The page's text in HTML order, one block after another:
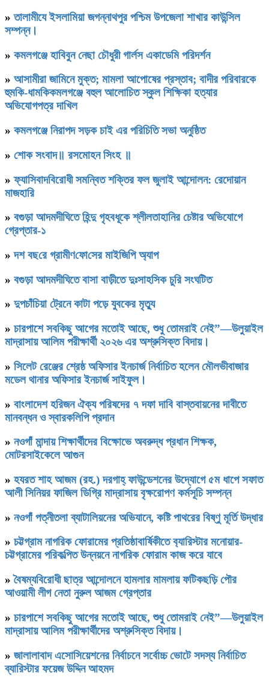
»‎তালামীযে ইসলামিয়া জগন্নাথপুর পশ্চিম উপজেলা শাখার কাউন্সিল
সম্পন্ন।
» কমলগঞ্জে হাবিবুন নেছা চৌধুরী গার্লস একাডেমি পরিদর্শন
» আসামীরা জামিনে মুক্ত; মামলা আপোষের প্রস্তাব; বাদীর পরিবারকে
হুমকি-ধামকিকমলগঞ্জে বহুল আলোচিত স্কুল শিক্ষিকা হত্যার
অভিযোগপত্র দাখিল
» কমলগঞ্জে নিরাপদ সড়ক চাই এর পরিচিতি সভা অনুষ্ঠিত
» শোক সংবাদ॥ রসমোহন সিংহ ॥
»ফ্যাসিবাদবিরোধী সমন্বিত শক্তির ফল জুলাই আন্দোলন: রেদোয়ান
মাজহারি
» বগুড়া আদমদীঘিতে হিন্দু গৃহবধূকে শ্লীলতাহানির চেষ্টার অভিযোগে
গ্রেপ্তার-১
»দশ বছ‌রে গ্রামীণ‌ফো‌সের মাইজিপি অ্যাপ
» বগুড়া আদমদীঘিতে বাসা বাড়ীতে দুঃসাহসিক চুরি সংঘটিত
» দুপচাঁচিয়া ট্রেনে কাটা পড়ে যুবকের মৃত্যু
» চারপাশে সবকিছু আগের মতোই আছে, শুধু তোমরাই নেই”—উলুয়াইল
মাদ্রাসায় আলিম পরীক্ষার্থী ২০২৬ এর অশ্রুসিক্ত বিদায়।
» সিলেট রেঞ্জের শ্রেষ্ঠ অফিসার ইনচার্জ নির্বাচিত হলেন মৌলভীবাজার
মডেল থানার অফিসার ইনচার্জ সাইফুল।
» বাংলাদেশ হরিজন ঐক্য পরিষদের ৭ দফা দাবি বাস্তবায়নের দাবীতে
মানবন্ধন ও স্বারকলিপি প্রদান
» নওগাঁ মান্দায় শিক্ষার্থীদের বিক্ষোভে অবরুদ্ধ প্রধান শিক্ষক,
মোটরসাইকেলে আগুন
» হযরত শাহ আজম (রহ.) দরগাহ্ ফাউন্ডেশনের উদ্যোগে ৫ম ধাপে সফাত
আলী সিনিয়র ফাজিল ডিগ্রি মাদ্রাসায় বৃক্ষরোপণ কর্মসূচি সম্পন্ন
» নওগাঁ পত্নীতলা ব্যাটালিয়নের অভিযানে, কষ্টি পাথরের বিষ্ণু মূর্তি উদ্ধার
» চট্টগ্রাম নাগরিক ফোরামের প্রতিষ্ঠাবার্ষিকীতে ব‍্যারিস্টার মনোয়ার-
চট্টগ্রামের পরিকল্পিত উন্নয়নে নাগরিক ফোরাম কাজ করে যাবে
»বৈষম্যবিরোধী ছাত্র আন্দোলনে হামলার মামলায় ফটিকছড়ি পৌর
আওয়ামী লীগ নেতা নুরুল আজম গ্রেপ্তার
» চারপাশে সবকিছু আগের মতোই আছে, শুধু তোমরাই নেই”—উলুয়াইল
মাদ্রাসায় আলিম পরীক্ষার্থীদের অশ্রুসিক্ত বিদায়।
» জালালাবাদ এসোসিয়েশনের নির্বাচনে সর্বোচ্চ ভোটে সদস্য নির্বাচিত
ব্যারিস্টার ফয়েজ উদ্দিন আহমদ